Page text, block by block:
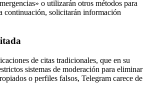
o utilizarán otros métodos para
continuación, solicitarán información
de citas tradicionales, que en su
sistemas de moderación para eliminar
o perfiles falsos, Telegram carece de